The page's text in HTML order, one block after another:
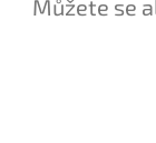
Můžete se